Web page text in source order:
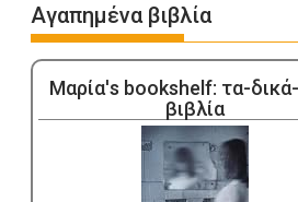
Αγαπημένα βιβλία
Μαρία's bookshelf: τα-
βιβλία